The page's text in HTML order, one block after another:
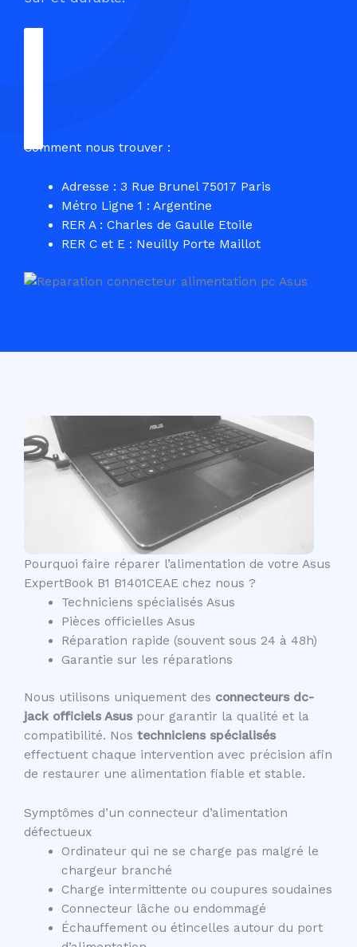
Comment nous trouver :
Adresse : 3 Rue Brunel 75017 Paris
Métro Ligne 1 : Argentine
RER A : Charles de Gaulle Etoile
RER C et E : Neuilly Porte Maillot
Pourquoi faire réparer l’alimentation de votre Asus
ExpertBook B1 B1401CEAE chez nous ?
Techniciens spécialisés Asus
Pièces officielles Asus
Réparation rapide (souvent sous 24 à 48h)
Garantie sur les réparations
Nous utilisons uniquement des connecteurs dc-
jack officiels Asuspour garantir la qualité et la
compatibilité. Nos techniciens spécialisés
effectuent chaque intervention avec précision afin
de restaurer une alimentation fiable et stable.
Symptômes d’un connecteur d’alimentation
défectueux
Ordinateur qui ne se charge pas malgré le
chargeur branché
Charge intermittente ou coupures soudaines
Connecteur lâche ou endommagé
Échauffement ou étincelles autour du port